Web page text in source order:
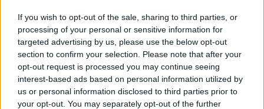
If you wish to opt-out of the sale, sharing to third parties, or
processing of your personal or sensitive information for
targeted advertising by us, please use the below opt-out
section to confirm your selection. Please note that after your
opt-out request is processed you may continue seeing
interest-based ads based on personal information utilized by
us or personal information disclosed to third parties prior to
your opt-out. You may separately opt-out of the further